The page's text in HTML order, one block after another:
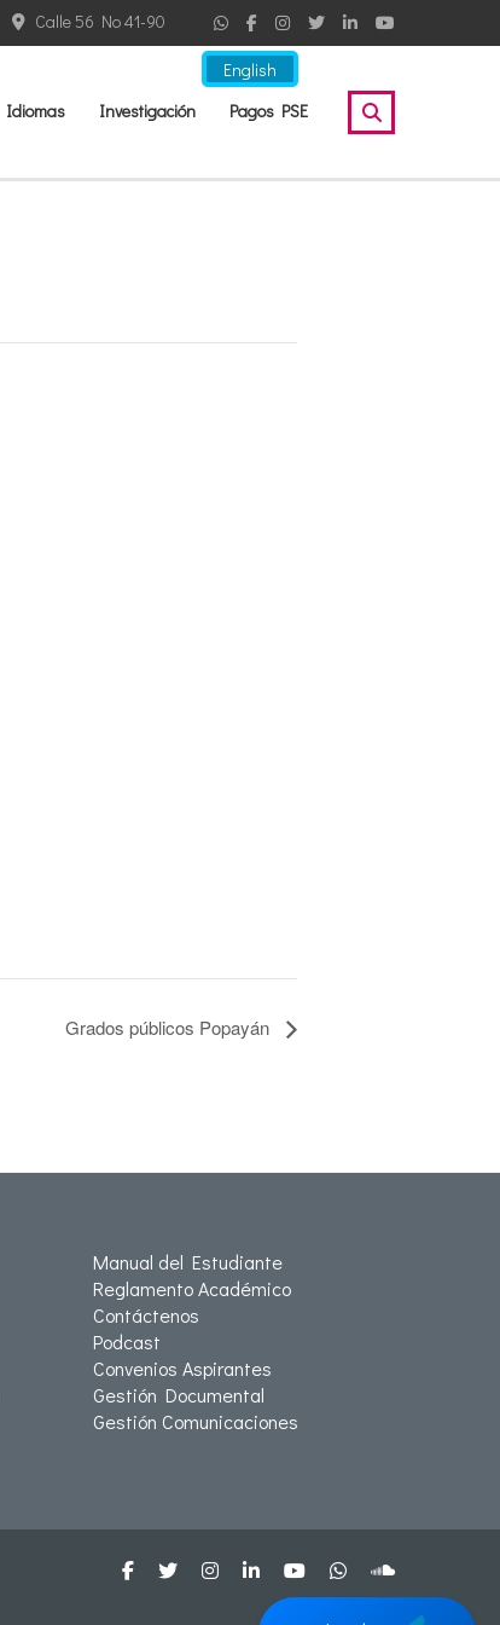
English
Calle 56 No 41-90
Idiomas Investigación Pagos PSE
Grados públicos Popayán
Manual del Estudiante
Reglamento Académico
Contáctenos
Podcast
Convenios Aspirantes
Gestión Documental
Gestión Comunicaciones